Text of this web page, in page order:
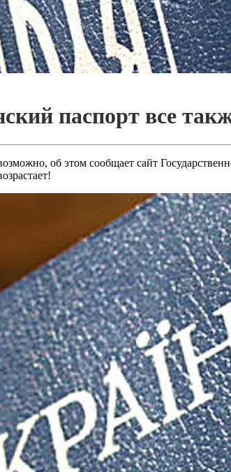
паспорт все
об этом сообщает сайт